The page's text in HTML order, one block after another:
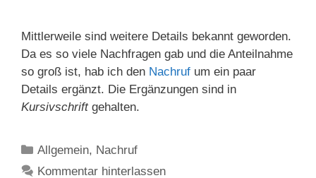
Mittlerweile sind weitere Details bekannt geworden.
Da es so viele Nachfragen gab und die Anteilnahme
so groß ist, hab ich den Nachruf um ein paar
Details ergänzt. Die Ergänzungen sind in
Kursivschriftgehalten.
Kategorien
Allgemein, Nachruf
Kommentar hinterlassen